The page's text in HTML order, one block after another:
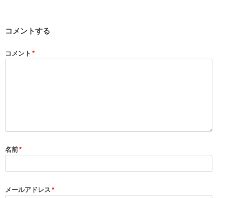
コメントする
コメント *
名前*
メールアドレス *